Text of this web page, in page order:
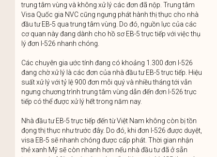
trung tâm vùng và không xử lý các đơn đã nộp. Trung tâm
Visa Quốc gia NVC cũng ngưng phát hành thị thực cho nhà
đầu tư EB-5 qua trung tâm vùng. Do đó, nguồn lực của các
cơ quan này đang dành cho hồ sơ EB-5 trực tiếp với việc thụ
lý đơn I-526 nhanh chóng.
Các chuyên gia ước tính đang có khoảng 1.300 đơn I-526
đang chờ xử lý là các đơn của nhà đầu tư EB-5 trực tiếp. Hiệu
suất xử lý với tỷ lệ 900 đơn mỗi quý và nhiều tháng tới vẫn
ngưng chương trình trung tâm vùng dẫn đến đơn I-526 trực
tiếp có thể được xử lý hết trong năm nay.
Nhà đầu tư EB-5 trực tiếp đến từ Việt Nam không còn bị tồn
đọng thị thực như trước đây. Do đó, khi đơn I-526 được duyệt,
visa EB-5 sẽ nhanh chóng được cấp phát. Thời gian nhận
thẻ xanh Mỹ sẽ còn nhanh hơn nếu nhà đầu tư đã ở sẵn